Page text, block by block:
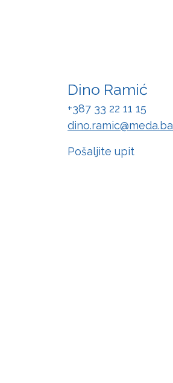
Dino Ramić
+387 33 22 11 15
dino.ramic@meda.ba
Pošaljite upit